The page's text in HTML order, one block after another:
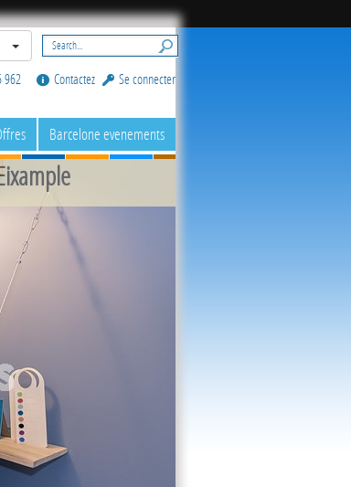
Se connecter
Contactez
962
Barcelone evenements